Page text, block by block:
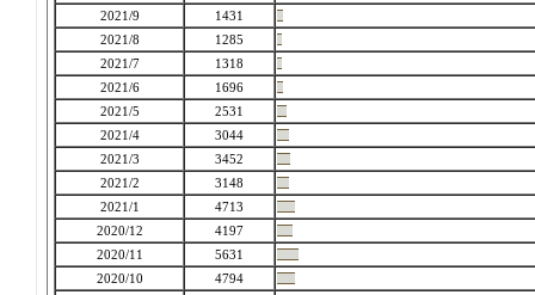
2021/9
1431
2021/8
1285
2021/7
1318
2021/6
1696
2021/5
2531
2021/4
3044
2021/3
3452
2021/2
3148
2021/1
4713
2020/12
4197
2020/11
5631
2020/10
4794